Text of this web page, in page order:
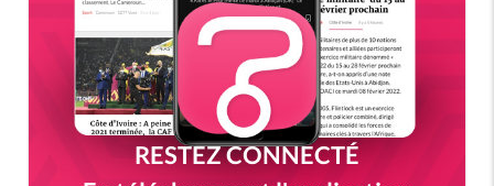
RESTEZ CONNECTÉ